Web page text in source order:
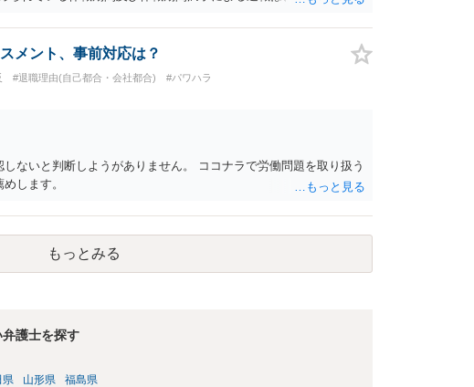
、タレント側の重大な契約違反がある場合は、実損害の範囲で請求
補償保険の保険金とは別に、受け取れる金銭はありますでしょう
慮義務違反が認められると解されますので、会社の損害賠償責任
三者行為傷害（同僚の不注意等による事故）の場合は、当該第三者
払われた分は、損害額から控除（損益相殺）されますが、それを超
支払ってもらうことになります。 会社等との交渉が必要になると
てくると思いますが・・・）。極めて専門的な話ですので、詳細
ください。 以上、ご参考まで。
メント、事前対応は？
#退職理由(自己都合・会社都合) #パワハラ
ないと判断しようがありません。 ココナラで労働問題を取り扱う
します。
もっとみる
護士を探す
県 山形県 福島県